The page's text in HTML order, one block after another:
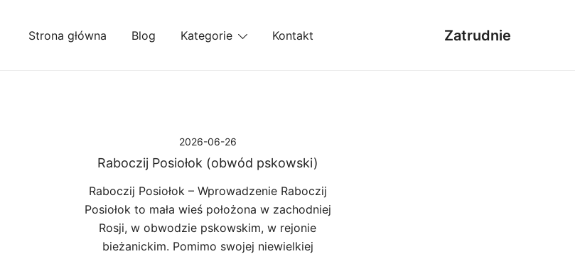
Strona główna Blog Kategorie Kontakt Zatrudnie
2026-06-26
Raboczij Posiołok (obwód pskowski)
Raboczij Posiołok – Wprowadzenie Raboczij
Posiołok to mała wieś położona w zachodniej
Rosji, w obwodzie pskowskim, w rejonie
bieżanickim. Pomimo swojej niewielkiej